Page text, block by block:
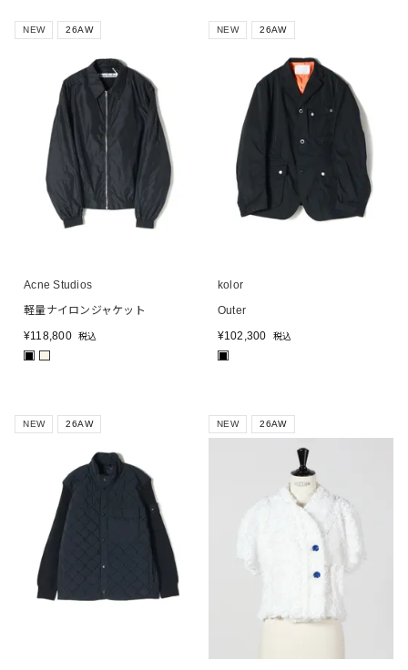
NEW 26AW
Acne Studios
軽量ナイロンジャケット
¥118,800 税込
■ ■
NEW 26AW
kolor
Outer
¥102,300 税込
■
NEW 26AW NEW 26AW